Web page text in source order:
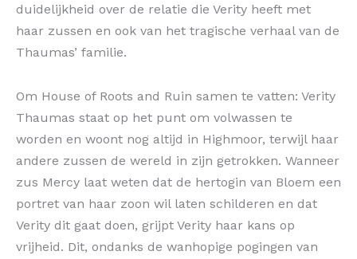
duidelijkheid over de relatie die Verity heeft met
haar zussen en ook van het tragische verhaal van de
Thaumas’ familie.
Om House of Roots and Ruin samen te vatten: Verity
Thaumas staat op het punt om volwassen te
worden en woont nog altijd in Highmoor, terwijl haar
andere zussen de wereld in zijn getrokken. Wanneer
zus Mercy laat weten dat de hertogin van Bloem een
portret van haar zoon wil laten schilderen en dat
Verity dit gaat doen, grijpt Verity haar kans op
vrijheid. Dit, ondanks de wanhopige pogingen van